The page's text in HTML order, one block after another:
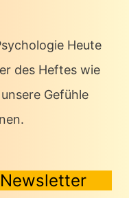
Heute
des Heftes wie
Gefühle